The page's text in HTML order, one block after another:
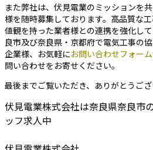
また弊社は、伏見電業のミッションを
様を随時募集しております。高品質な
値観を持った業者様との連携を強化し
良市及び奈良県・京都府で電気工事の
企業様、お気軽にお問い合わせフォーム
問い合わせをお寄せください。
最後までご覧いただき、ありがとうござ
伏見電業株式会社は奈良県奈良市
ッフ求人中